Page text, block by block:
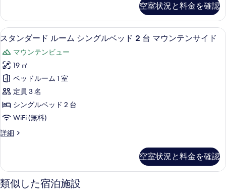
の
写
真
を
表
示
す
る
細
ブ
ル
ベ
ッ
ド
台
マ
ウ
ン
サ
イ
ー
ド
ル
ム
ダ
ブ
ル
ベ
ッ
ド
マ
テ
ン
サ
空室状況と料金を確認
ス
ン
ダ
ー
ド
ル
ー
ム
ン
グ
6
スタンダード ルーム シングルベッド 2 台 マウンテンサイド
マウンテンビュー
19 ㎡
ベッドルーム 1 室
定員 3 名
シングルベッド 2 台
WiFi (無料)
詳細
ス
ー
ド
ル
空室状況と料金を確認
類似した宿泊施設